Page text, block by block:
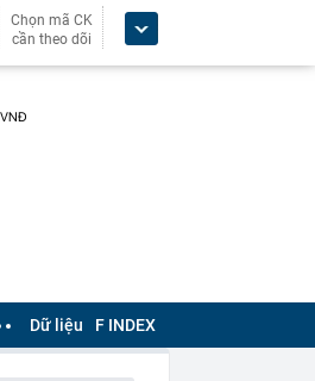
Chọn mã CK
cần theo dõi
Dữ liệu F INDEX